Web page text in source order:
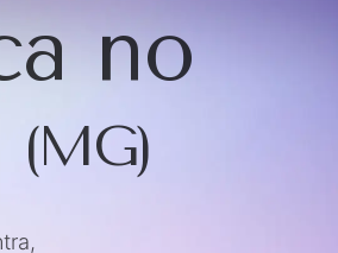
no
(MG)